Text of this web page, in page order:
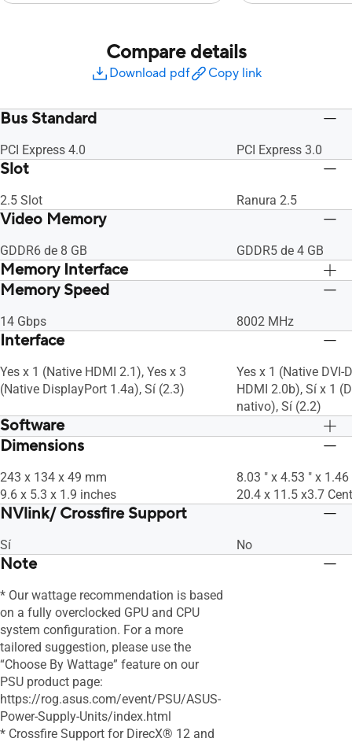
Compare details
Download pdf Copy link
Bus Standard
PCI Express 4.0 PCI Express 3.0
Slot
2.5 Slot Ranura 2.5
Video Memory
GDDR6 de 8 GB GDDR5 de 4 GB
Memory Interface
128 bits
Memory Speed
14 Gbps 8002 MHz
Interface
Yes x 1 (Native HDMI 2.1), Yes x 3
(Native DisplayPort 1.4a), Sí (2.3)
Yes x 1 (Native DVI-
HDMI 2.0b), Sí x 1
nativo), Sí (2.2)
Software
GPU Tweak II de ASUS y controladores:
del sitio de soporte.
GPU Tweak II de
del sitio de soporte.
Dimensions
243 x 134 x 49 mm
9.6 x 5.3 x 1.9 inches
8.03 " x 4.53 " x 1.46
20.4 x 11.5 x3.7
NVlink/ Crossfire Support
Sí No
Note
* Our wattage recommendation is based
on a fully overclocked GPU and CPU
system configuration. For a more
tailored suggestion, please use the
“Choose By Wattage” feature on our
PSU product page:
https://rog.asus.com/event/PSU/ASUS-
Power-Supply-Units/index.html
* Crossfire Support for DirecX® 12 and